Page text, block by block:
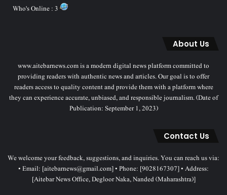
About Us
www.aitebarnews.com is a modern digital news platform committed to
providing readers with authentic news and articles. Our goal is to offer
readers access to quality content and provide them with a platform where
they can experience accurate, unbiased, and responsible journalism. (Date of
Publication: September 1, 2023)
Contact Us
We welcome your feedback, suggestions, and inquiries. You can reach us via:
• Email: [aitebarnews@gmail.com] • Phone: [9028167307] • Address:
[Aitebar News Office, Degloor Naka, Nanded (Maharashtra)]